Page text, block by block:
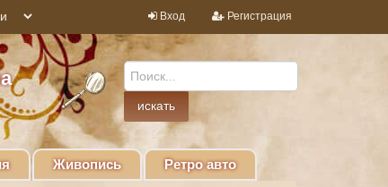
Вход Регистрация
Живопись Ретро авто